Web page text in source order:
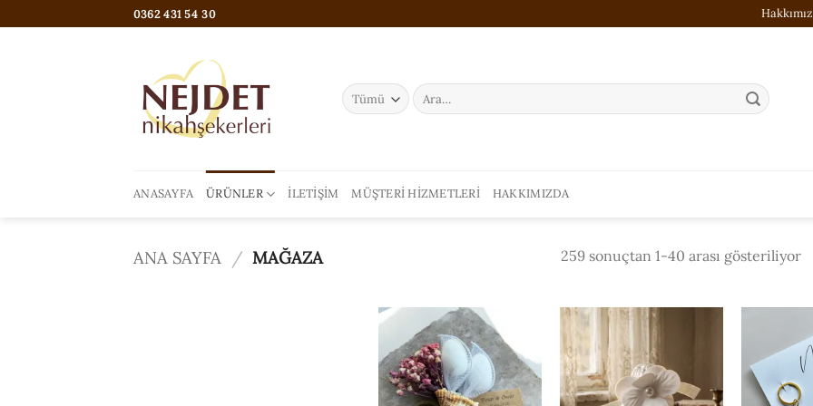
atla
0362 431 54 30
Ara:
ANASAYFA ÜRÜNLER İLETIŞIM MÜŞTERI HIZMETLERI HAKKIMIZDA
ANA SAYFA / MAĞAZA 259 sonuçtan 1-40 arası gösteriliyorEn
ISTEK
LISTESI'NE
EKLE
ISTEK
LISTESI'NE
EKLE